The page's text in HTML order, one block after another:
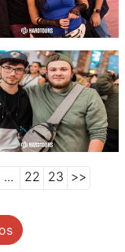
... 22 23 >>